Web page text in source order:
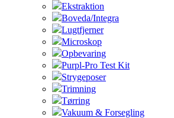
Ekstraktion
Boveda/Integra
Lugtfjerner
Microskop
Opbevaring
Purpl-Pro Test Kit
Strygeposer
Trimning
Tørring
Vakuum & Forsegling